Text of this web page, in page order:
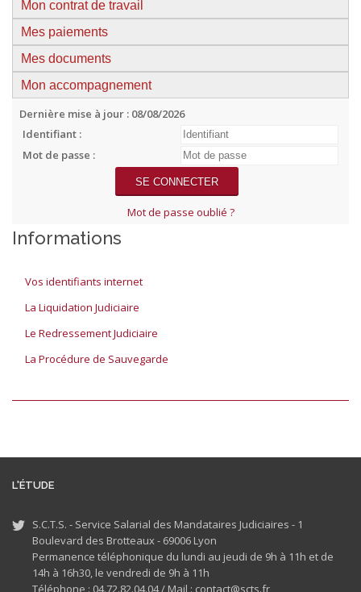
Mon contrat de travail
Mes paiements
Mes documents
Mon accompagnement
Dernière mise à jour : 08/08/2026
Identifiant :
Mot de passe :
Mot de passe oublié ?
Informations
Vos identifiants internet
La Liquidation Judiciaire
Le Redressement Judiciaire
La Procédure de Sauvegarde
L'ÉTUDE
S.C.T.S. - Service Salarial des Mandataires Judiciaires - 1
Boulevard des Brotteaux - 69006 Lyon
Permanence téléphonique du lundi au jeudi de 9h à 11h et de
14h à 16h30, le vendredi de 9h à 11h
Téléphone : 04.72.82.04.04 / Mail : contact@scts.fr